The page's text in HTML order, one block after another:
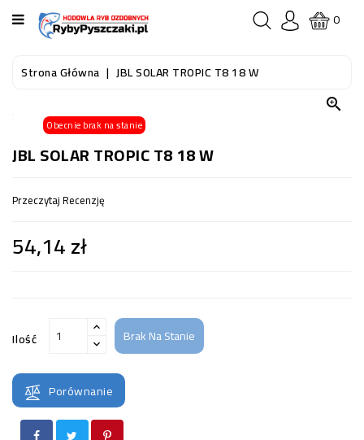
KATEGORIA
STRONA
RYBY
AKWARIOWE
DO
WODNEGO
I
(SPRZĘT)
OCZKO
WODNE
(SPRZĘT)
0
Strona Główna JBL SOLAR TROPIC T8 18 W
Obecnie brak na stanie

JBL SOLAR TROPIC T8 18 W
Przeczytaj Recenzję
54,14 zł
Ilość Brak Na Stanie
Porównanie